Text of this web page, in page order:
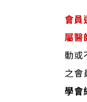
會員
屬醫
動或
之會
學會